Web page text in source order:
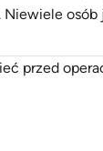
Niewiele osób
na jakości